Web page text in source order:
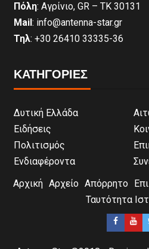
Πόλη: Αγρίνιο, GR – ΤΚ 30131
Mail: info@antenna-star.gr
Τηλ: +30 26410 33335-36
ΚΑΤΗΓΟΡΙΕΣ
Δυτική Ελλάδα
Ειδήσεις
Πολιτισμός
Ενδιαφέροντα
Αρχική Αρχείο Απόρρητο
Ταυτότητα